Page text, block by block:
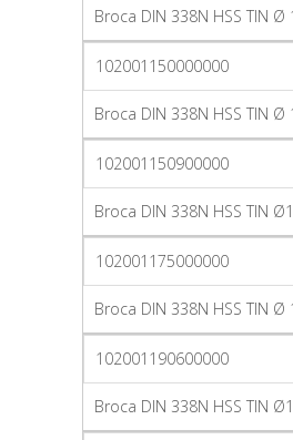
Broca DIN 338N HSS TIN Ø
102001150000000
Broca DIN 338N HSS TIN Ø
102001150900000
Broca DIN 338N HSS TIN
102001175000000
Broca DIN 338N HSS TIN Ø
102001190600000
Broca DIN 338N HSS TIN